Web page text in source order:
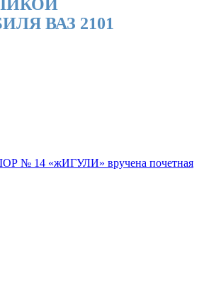
ВАЗ 2101
№ 14 «жИГУЛИ» вручена почетная